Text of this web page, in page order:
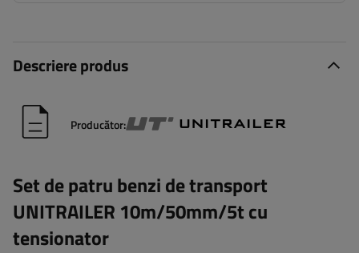
Descriere produs
Producător:
Set de patru benzi de transport
UNITRAILER 10m/50mm/5t cu
tensionator